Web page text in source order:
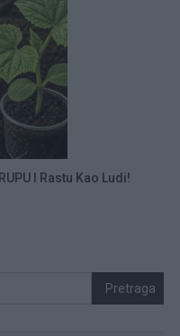
I Rastu Kao Ludi!
Pretraga